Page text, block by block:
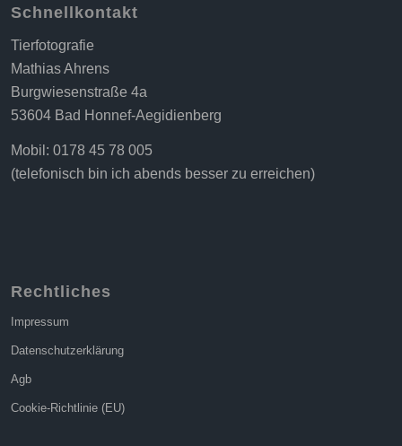
Schnellkontakt
Tierfotografie
Mathias Ahrens
Burgwiesenstraße 4a
53604 Bad Honnef-Aegidienberg
Mobil: 0178 45 78 005
(telefonisch bin ich abends besser zu erreichen)
Rechtliches
Impressum
Datenschutzerklärung
Agb
Cookie-Richtlinie (EU)